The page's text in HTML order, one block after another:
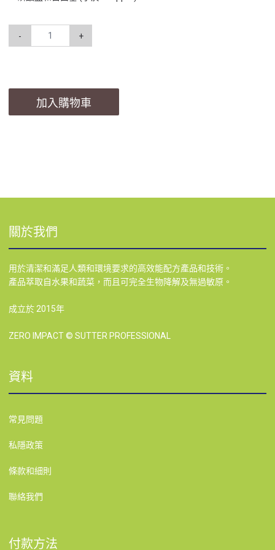
- +
加入購物車
關於我們
用於清潔和滿足人類和環境要求的高效能配方產品和技術。
產品萃取自水果和蔬菜，而且可完全生物降解及無過敏原。
成立於 2015年
ZERO IMPACT © SUTTER PROFESSIONAL
資料
常見問題
私隱政策
條款和細則
聯絡我們
付款方法